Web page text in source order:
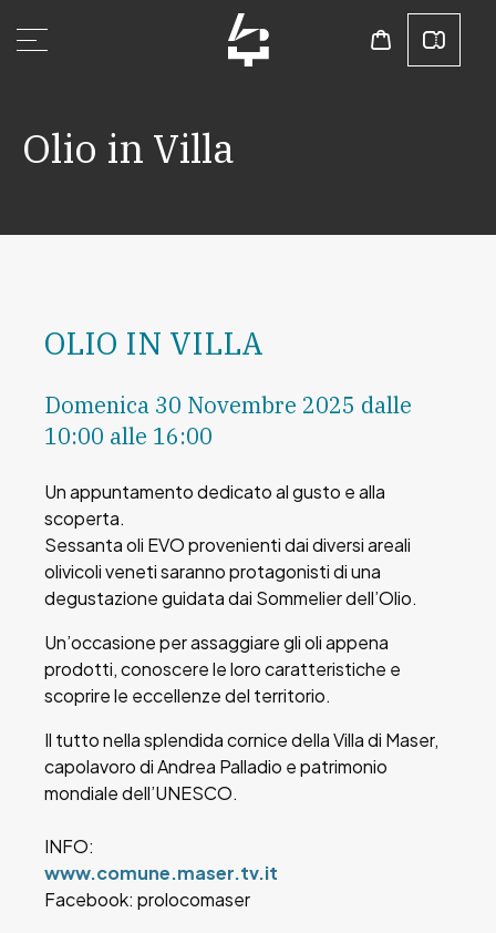
Olio in Villa
OLIO IN VILLA
Domenica 30 Novembre 2025 dalle
10:00 alle 16:00
Un appuntamento dedicato al gusto e alla
scoperta.
Sessanta oli EVO provenienti dai diversi areali
olivicoli veneti saranno protagonisti di una
degustazione guidata dai Sommelier dell’Olio.
Un’occasione per assaggiare gli oli appena
prodotti, conoscere le loro caratteristiche e
scoprire le eccellenze del territorio.
Il tutto nella splendida cornice della Villa di Maser,
capolavoro di Andrea Palladio e patrimonio
mondiale dell’UNESCO.
INFO:
www.comune.maser.tv.it
Facebook: prolocomaser